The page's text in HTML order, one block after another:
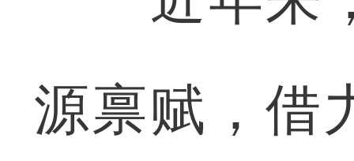
源禀赋，借